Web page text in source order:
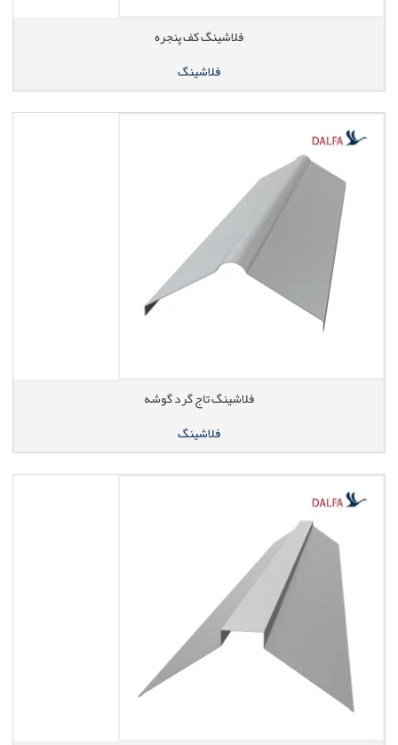
فلاشینگ کف پنجره
فلاشینگ
فلاشینگ تاج گرد گوشه
فلاشینگ